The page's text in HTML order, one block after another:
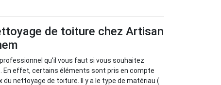
de toiture chez Artisan
qu'il vous faut si vous souhaitez
En effet, certains éléments sont pris en compte
du nettoyage de toiture. Il y a le type de matériau (